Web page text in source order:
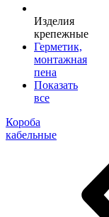
Изделия
крепежные
Герметик,
монтажная
пена
Показать
все
Короба
кабельные